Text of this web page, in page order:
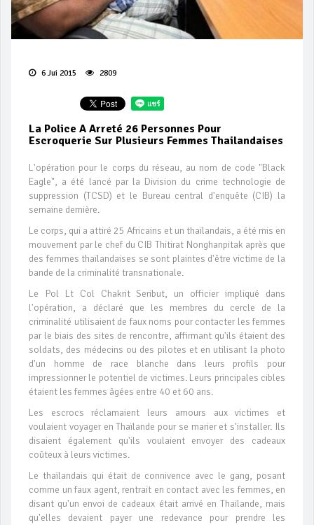
6 Jui 2015 2809
La Police A Arreté 26 Personnes Pour
Escroquerie Sur Plusieurs Femmes Thailandaises
L'opération pour le corps du réseau, au nom de code "Black
Eagle", a été lancé par la Division du crime technologie de
suppression (TCSD) et le Bureau central d'enquête (CIB) la
semaine dernière.
Le corps, qui a attiré 25 Africains et un thaïlandais, a été mis en
mouvement par le chef du CIB Thitirat Nonghanpitak après que
des femmes thaïlandaises se sont plaintes d'être victime de la
bande de la criminalité transnationale.
Le Pol Lt Col Chakrit Seribut, un officier impliqué dans
l'opération, a déclaré que les membres du cercle de la
criminalité utilisaient de faux noms pour contacter les femmes
par le biais des sites de rencontre, affirmant qu'ils étaient des
soldats, des médecins ou des pilotes et en utilisant la photo
d'un homme de race blanche dans leurs profils pour
impressionner le potentiel de victimes. Leurs principales cibles
étaient les femmes âgées entre 40 et 60 ans.
Les escrocs réclamaient leurs amours aux victimes et
voulaient voyager en Thaïlande pour se marier et s'installer. Ils
disaient également qu'ils voulaient envoyer des cadeaux
coûteux à leurs victimes.
Le thaïlandais qui était de connivence avec le gang, posant
comme un faux agent, rentrait en contact avec les femmes, en
disant qu'un envoi de cadeaux était arrivé en Thaïlande, mais
qu'elles devaient payer une redevance pour prendre les